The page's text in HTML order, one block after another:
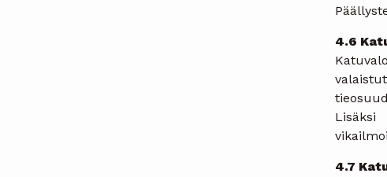
4.6
valaistut
Lisäksi
4.7